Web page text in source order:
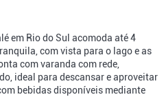
em Rio do Sul acomoda até 4
com vista para o lago e as
com varanda com rede,
ideal para descansar e aproveitar
bebidas disponíveis mediante